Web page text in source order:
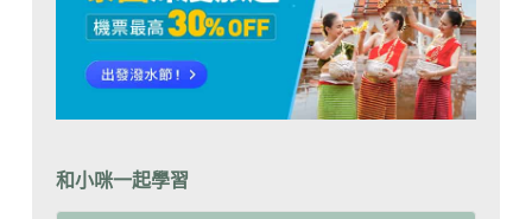
和小咪一起學習